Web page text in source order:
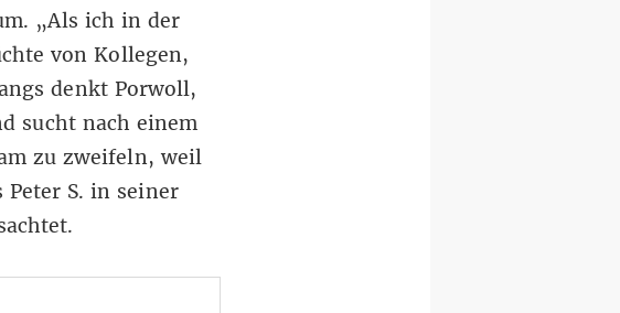
„Als ich in der
von Kollegen,
denkt Porwoll,
sucht nach einem
zu zweifeln, weil
S. in seiner